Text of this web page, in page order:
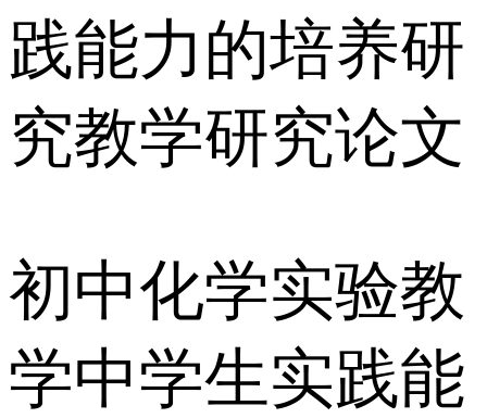
践能力的培养研
究教学研究论文
初中化学实验教
学中学生实践能